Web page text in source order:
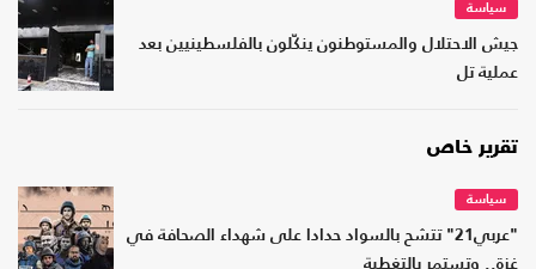
سياسة
جيش الاحتلال والمستوطنون ينكّلون بالفلسطينيين بعد
عملية تل
تقرير خاص
سياسة
"عربي21" تتشح بالسواد حدادا على شهداء الصحافة في
غزة.. وتستمر بالتغطية